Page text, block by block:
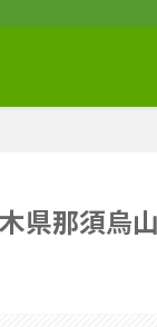
県那須烏